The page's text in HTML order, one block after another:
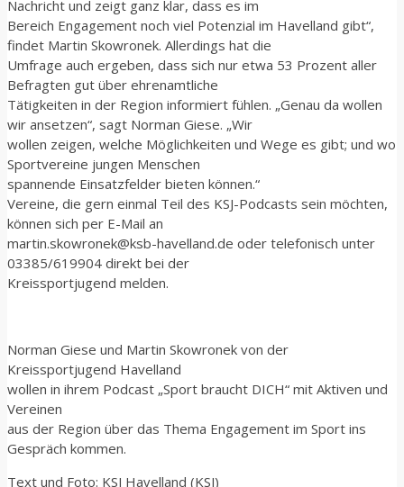
Nachricht und zeigt ganz klar, dass es im
Bereich Engagement noch viel Potenzial im Havelland gibt“,
findet Martin Skowronek. Allerdings hat die
Umfrage auch ergeben, dass sich nur etwa 53 Prozent aller
Befragten gut über ehrenamtliche
Tätigkeiten in der Region informiert fühlen. „Genau da wollen
wir ansetzen“, sagt Norman Giese. „Wir
wollen zeigen, welche Möglichkeiten und Wege es gibt; und wo
Sportvereine jungen Menschen
spannende Einsatzfelder bieten können.“
Vereine, die gern einmal Teil des KSJ-Podcasts sein möchten,
können sich per E-Mail an
martin.skowronek@ksb-havelland.de oder telefonisch unter
03385/619904 direkt bei der
Kreissportjugend melden.
Norman Giese und Martin Skowronek von der
Kreissportjugend Havelland
wollen in ihrem Podcast „Sport braucht DICH“ mit Aktiven und
Vereinen
aus der Region über das Thema Engagement im Sport ins
Gespräch kommen.
Text und Foto: KSJ Havelland (KSJ)